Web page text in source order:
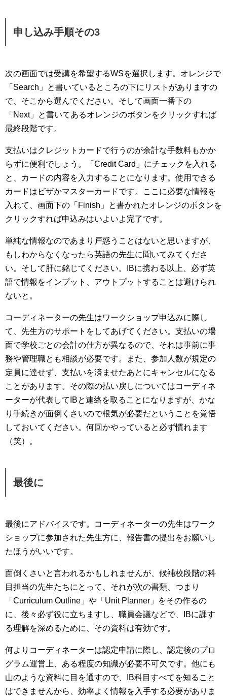
申し込み手順その3
次の画面では受講を希望するWSを選択します。オレンジで
「Search」と書いているところの下にリストがありますの
で、そこから選んでください。そして画面一番下の
「Next」と書いてあるオレンジのボタンをクリックすれば
最終段階です。
支払いはクレジットカードで行うのが余計な手数料もかか
らずに便利でしょう。「Credit Card」にチェックを入れる
と、カードの内容を入力することになります。使用できる
カードはビザかマスターカードです。ここに必要な情報を
入れて、画面下の「Finish」と書かれたオレンジのボタンを
クリックすれば申込みはいよいよ完了です。
単純な情報なのであまり戸惑うことはないと思いますが、
もしわからなくなったら英語の先生に聞いてみてくださ
い。そして肝に銘じてください。IBに携わる以上、必ず英
語で情報をインプット、アウトプットすることは避けられ
ないと。
コーディネーターの先生はワークショップ申込みに際し
て、先生方のサポートをしてあげてください。支払いの場
面で学校ごとの会計の仕方が異なるので、それは事前に事
務や管理職とも相談が必要です。また、参加人数が規定の
定員に達せず、支払いを済ませたあとにキャンセルになる
ことがあります。その際の払い戻しについてはコーディネ
ーターが代表してIBと連絡を取ることになりますが、かな
り手続きが面倒くさいので根気が必要だということを覚悟
しておいてください。何回かやっていると必ず慣れます
（笑）。
最後に
最後にアドバイスです。コーディネーターの先生はワーク
ショップに参加された先生方に、報告書の提出をお願いし
たほうがいいです。
面倒くさいと言われるかもしれませんが、候補校段階の科
目担当の先生たちにとって、それが次の書類、つまり
「Curriculum Outline」や「Unit Planner」をその作るの
に、後々必ず役に立ちますし、職員会議などで、IBに課す
る理解を深めるために、その資料は有効です。
何よりコーディネーターは認定申請に際し、認定後のプロ
グラム運営上、ある程度の知識が必要不可欠です。他にも
山のような資料に目を通すので、IB科目すべてを知ること
はできませんから、効率よく情報を入手する必要がありま